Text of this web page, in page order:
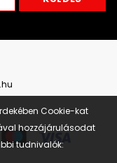
Cookie-kat
hozzájárulásodat
tudnivalók: